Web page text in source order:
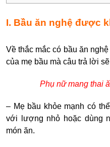
I. Bầu ăn nghệ được
Về thắc mắc có bầu ăn
của mẹ bầu mà câu trả lời
Phụ nữ mang thai
– Mẹ bầu khỏe mạnh có
với lượng nhỏ hoặc dùng
món ăn.